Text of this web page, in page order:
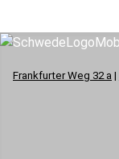
Frankfurter Weg 32 a |